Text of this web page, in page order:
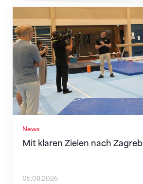
News
Mit klaren Zielen nach Zagreb
Mit klaren Zielen nach Zagreb
05.08.2026